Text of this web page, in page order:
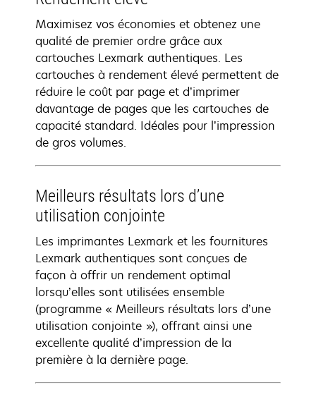
Maximisez vos économies et obtenez une
qualité de premier ordre grâce aux
cartouches Lexmark authentiques. Les
cartouches à rendement élevé permettent de
réduire le coût par page et d’imprimer
davantage de pages que les cartouches de
capacité standard. Idéales pour l’impression
de gros volumes.
Meilleurs résultats lors d’une
utilisation conjointe
Les imprimantes Lexmark et les fournitures
Lexmark authentiques sont conçues de
façon à offrir un rendement optimal
lorsqu’elles sont utilisées ensemble
(programme « Meilleurs résultats lors d’une
utilisation conjointe »), offrant ainsi une
excellente qualité d’impression de la
première à la dernière page.